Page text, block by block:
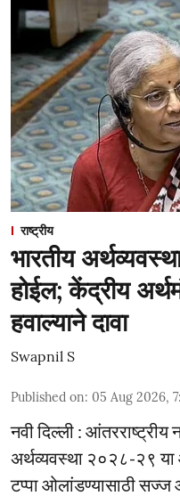
राष्ट्रीय
भारतीय
होईल; केंद्रीय
हवाल्याने दावा
Swapnil S
Published on: 05 Aug 2026,
नवी दिल्ली : आंतरराष्ट्रीय
अर्थव्यवस्था २०२८-२९ या
टप्पा ओलांडण्यासाठी सज्ज